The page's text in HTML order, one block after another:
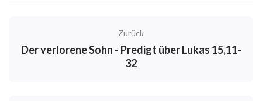
Zurück
Der verlorene Sohn - Predigt über Lukas 15,11-
32